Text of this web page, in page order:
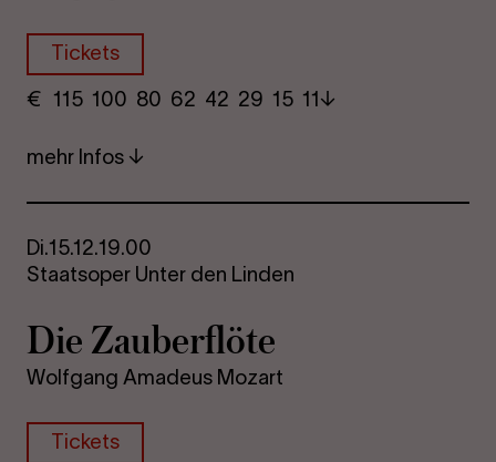
Tickets
€ ​ 115 100 80​ 62 42 29​ 15 11
mehr Infos
Di.15.12.19.00
Staatsoper Unter den Linden
Die Zau­ber­flö­te
Wolfgang Amadeus Mozart
Tickets